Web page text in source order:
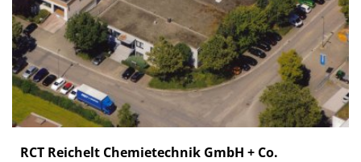
RCT Reichelt Chemietechnik GmbH + Co.